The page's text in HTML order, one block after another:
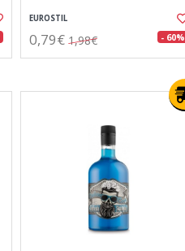
EUROSTIL
0,79€ 1,98€ - 60%